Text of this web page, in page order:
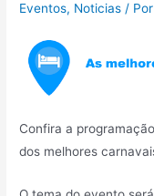
Eventos, Noticias / Por
Confira a
dos melhores